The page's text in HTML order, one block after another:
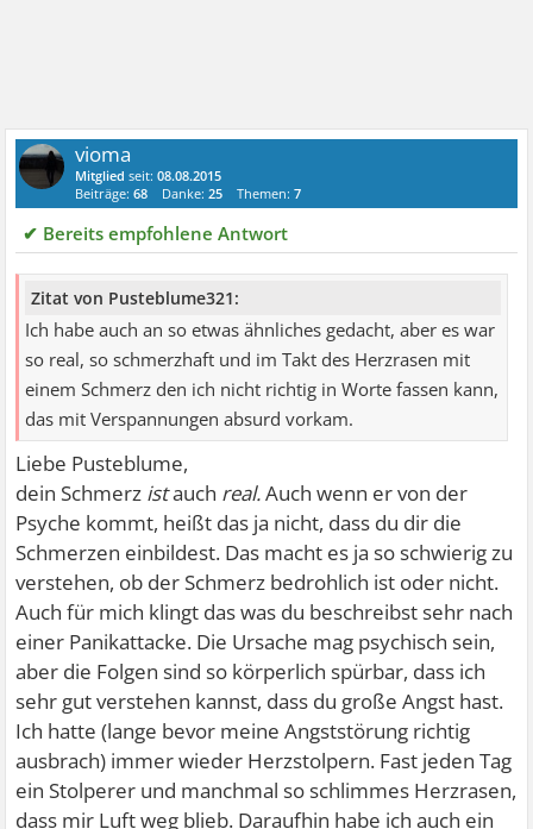
vioma
Mitglied seit:08.08.2015
Beiträge:68 Danke:25 Themen:7
✔ Bereits empfohlene Antwort
Zitat von Pusteblume321:
Ich habe auch an so etwas ähnliches gedacht, aber es war
so real, so schmerzhaft und im Takt des Herzrasen mit
einem Schmerz den ich nicht richtig in Worte fassen kann,
das mit Verspannungen absurd vorkam.
Liebe Pusteblume,
dein Schmerz istauch real.Auch wenn er von der
Psyche kommt, heißt das ja nicht, dass du dir die
Schmerzen einbildest. Das macht es ja so schwierig zu
verstehen, ob der Schmerz bedrohlich ist oder nicht.
Auch für mich klingt das was du beschreibst sehr nach
einer Panikattacke. Die Ursache mag psychisch sein,
aber die Folgen sind so körperlich spürbar, dass ich
sehr gut verstehen kannst, dass du große Angst hast.
Ich hatte (lange bevor meine Angststörung richtig
ausbrach) immer wieder Herzstolpern. Fast jeden Tag
ein Stolperer und manchmal so schlimmes Herzrasen,
dass mir Luft weg blieb. Daraufhin habe ich auch ein